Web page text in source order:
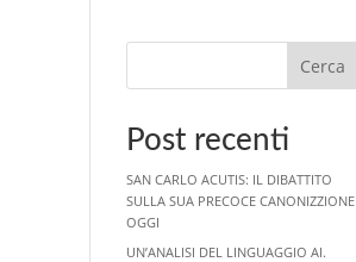
Cerca
Post recenti
SAN CARLO ACUTIS: IL DIBATTITO
SULLA SUA PRECOCE CANONIZZIONE
OGGI
UN’ANALISI DEL LINGUAGGIO AI.